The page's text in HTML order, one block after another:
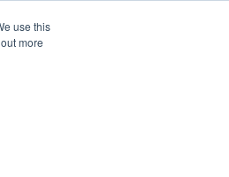
use this
more